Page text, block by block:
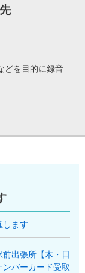
どを目的に録音
します
出張所【木・日
バーカード受取